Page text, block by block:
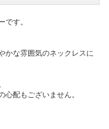
です。
かな雰囲気のネックレスに
配もございません。